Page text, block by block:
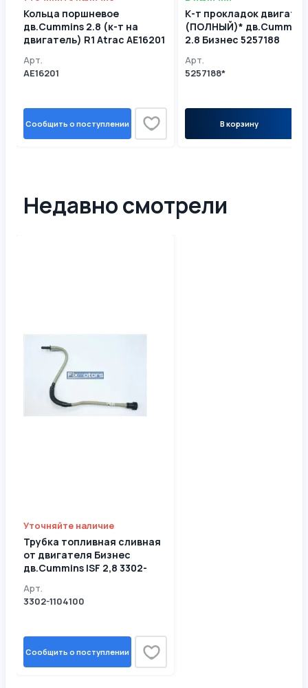
Кольца поршневое
дв.Cummins 2.8 (к-т на
двигатель) R1 Atrac AE16201
Арт.
AE16201
Сообщить о поступлении
К-т прокладок
(ПОЛНЫЙ)* дв.Cummins
2.8 Бизнес 5257188
Арт.
5257188*
В корзину
Недавно смотрели
Уточняйте наличие
Трубка топливная сливная
от двигателя Бизнес
дв.Cummins ISF 2,8 3302-
Арт.
3302-1104100
Сообщить о поступлении